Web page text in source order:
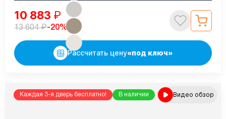
10 883 ₽
13 604₽-20%
Рассчитать цену«под ключ»
Каждая 3-я дверь бесплатно! В наличии Видео обзор